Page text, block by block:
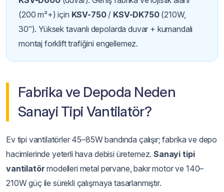
(200 m²+) için KSV-750/ KSV-DK750(210W,
30″). Yüksek tavanlı depolarda duvar + kumandalı
montaj forklift trafiğini engellemez.
Fabrika ve Depoda Neden
Sanayi Tipi Vantilatör?
Ev tipi vantilatörler 45–85W bandında çalışır; fabrika ve depo
hacimlerinde yeterli hava debisi üretemez.Sanayi tipi
vantilatör modelleri metal pervane, bakır motor ve 140–
210W güç ile sürekli çalışmaya tasarlanmıştır.